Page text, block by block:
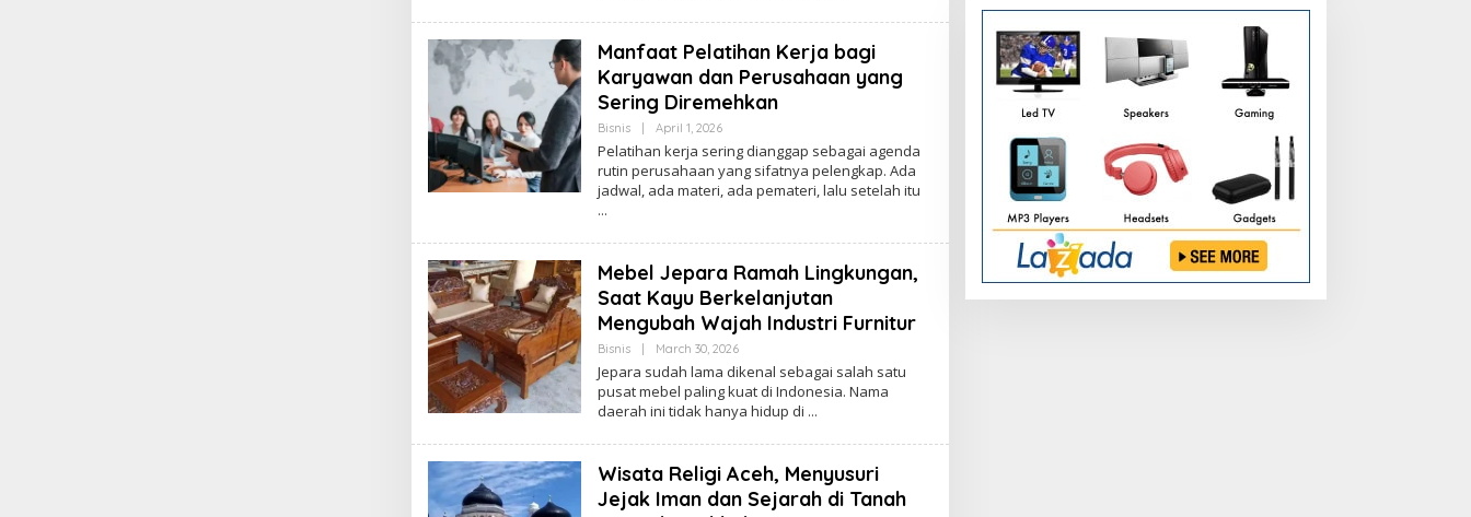
Manfaat Pelatihan Kerja bagi
Karyawan dan Perusahaan yang
Sering Diremehkan
Bisnis April 1, 2026By
Pelatihan kerja sering dianggap sebagai agenda
rutin perusahaan yang sifatnya pelengkap. Ada
jadwal, ada materi, ada pemateri, lalu setelah itu
Mebel Jepara Ramah Lingkungan,
Saat Kayu Berkelanjutan
Mengubah Wajah Industri Furnitur
Bisnis March 30, 2026By
Jepara sudah lama dikenal sebagai salah satu
pusat mebel paling kuat di Indonesia. Nama
daerah ini tidak hanya hidup di
Wisata Religi Aceh, Menyusuri
Jejak Iman dan Sejarah di Tanah